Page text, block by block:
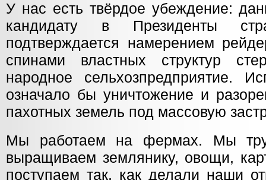
У нас есть твёрдое убеждение:
кандидату в Президенты
подтверждается намерением
спинами властных структур
народное сельхозпредприятие.
означало бы уничтожение и
пахотных земель под массовую
Мы работаем на фермах. Мы
выращиваем землянику, овощи,
поступаем так, как делали наши